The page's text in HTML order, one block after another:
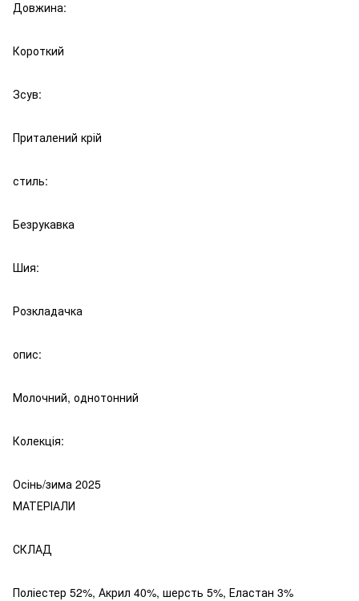
Довжина:
Короткий
Зсув:
Приталений крій
стиль:
Безрукавка
Шия:
Розкладачка
опис:
Молочний, однотонний
Колекція:
Осінь/зима 2025
МАТЕРІАЛИ
СКЛАД
Поліестер 52%, Акрил 40%, шерсть 5%, Еластан 3%